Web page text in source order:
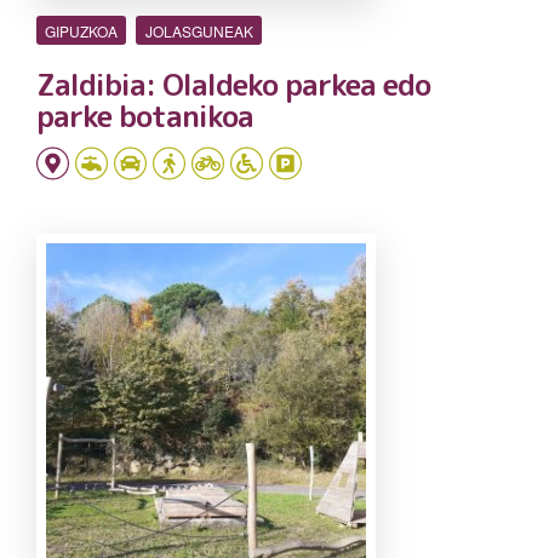
GIPUZKOA JOLASGUNEAK
Zaldibia: Olaldeko parkea edo
parke botanikoa